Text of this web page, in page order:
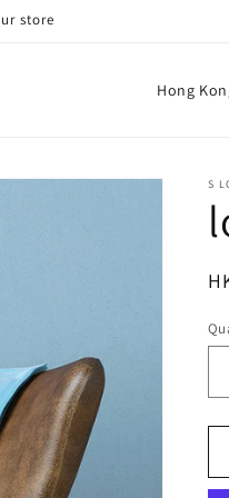
store
C
n
S